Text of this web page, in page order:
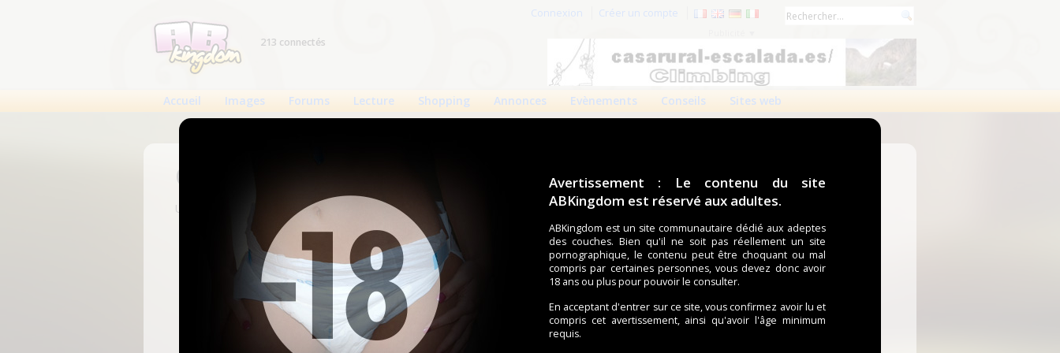
Avertissement : Le contenu du site
ABKingdom est réservé aux adultes.
ABKingdom est un site communautaire dédié aux adeptes
des couches. Bien qu'il ne soit pas réellement un site
pornographique, le contenu peut être choquant ou mal
compris par certaines personnes, vous devez donc avoir
18 ans ou plus pour pouvoir le consulter.
En acceptant d'entrer sur ce site, vous confirmez avoir lu et
compris cet avertissement, ainsi qu'avoir l'âge minimum
requis.
Connexion Créer un compte
213 connectés
Accueil Images Forums Lecture Shopping Annonces Evènements Conseils Sites web
Connexion
Un compte est nécessaire pour voir cette page.
Nom d'utilisateur
Mot de passe